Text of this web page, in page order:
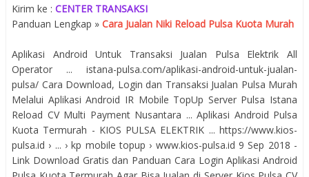
Kirim ke : CENTER TRANSAKSI
Panduan Lengkap » Cara Jualan Niki Reload Pulsa Kuota Murah
Aplikasi Android Untuk Transaksi Jualan Pulsa Elektrik All
Operator ... istana-pulsa.com/aplikasi-android-untuk-jualan-
pulsa/ Cara Download, Login dan Transaksi Jualan Pulsa Murah
Melalui Aplikasi Android IR Mobile TopUp Server Pulsa Istana
Reload CV Multi Payment Nusantara ... Aplikasi Android Pulsa
Kuota Termurah - KIOS PULSA ELEKTRIK ... https://www.kios-
pulsa.id › ... › kp mobile topup › www.kios-pulsa.id 9 Sep 2018 -
Link Download Gratis dan Panduan Cara Login Aplikasi Android